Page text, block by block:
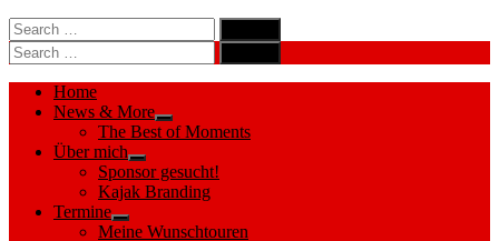
Search
for:
Search
Search
for:
Search
Home
News & More
Show
sub
The Best of Moments
Über mich
Show
sub
menu
Sponsor gesucht!
Kajak Branding
Termine
Show
Meine Wunschtouren